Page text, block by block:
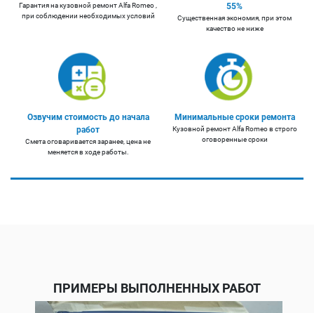
Гарантия на кузовной ремонт Alfa Romeo ,
при соблюдении необходимых условий
55%
Существенная экономия, при этом
качество не ниже
Озвучим стоимость до начала
работ
Смета оговаривается заранее, цена не
меняется в ходе работы.
Минимальные сроки ремонта
Кузовной ремонт Alfa Romeo в строго
оговоренные сроки
ПРИМЕРЫ ВЫПОЛНЕННЫХ РАБОТ